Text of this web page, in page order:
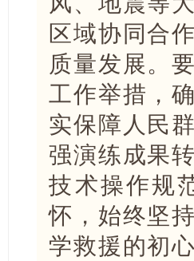
区域协同合
质量发展。
工作举措，
实保障人民
强演练成果
技术操作规
怀，始终坚
学救援的初